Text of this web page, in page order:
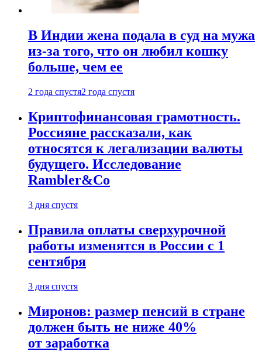
В Индии жена подала в суд на мужа
из-за того, что он любил кошку
больше, чем ее
2 года спустя2 года спустя
Криптофинансовая грамотность.
Россияне рассказали, как
относятся к легализации валюты
будущего. Исследование
Rambler&Co
3 дня спустя
Правила оплаты сверхурочной
работы изменятся в России с 1
сентября
3 дня спустя
Миронов: размер пенсий в стране
должен быть не ниже 40%
от заработка